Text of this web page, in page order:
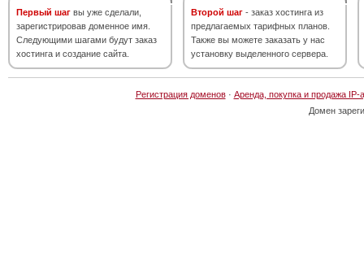
Первый шаг вы уже сделали,
зарегистрировав доменное имя.
Следующими шагами будут заказ
хостинга и создание сайта.
Второй шаг - заказ хостинга из
предлагаемых тарифных планов.
Также вы можете заказать у нас
установку выделенного сервера.
Регистрация доменов· Аренда, покупка и продажа IP-
Домен